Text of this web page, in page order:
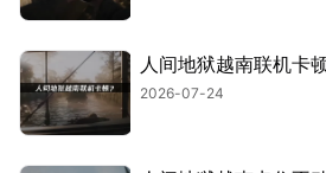
人间地狱越南联机卡
2026-07-24